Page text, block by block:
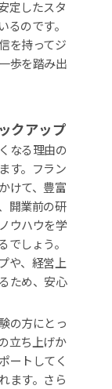
定したスタ
のです。
を持ってジ
歩を踏み出
クアップ
なる理由の
す。フラン
けて、豊富
開業前の研
ウハウを学
しょう。
や、経営上
ため、安心
の方にとっ
立ち上げか
ートしてく
ます。さら